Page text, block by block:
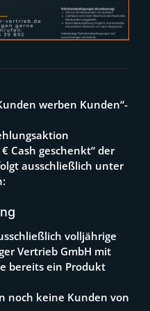
werben Kunden“-
Cash geschenkt“ der
ausschließlich unter
volljährige
Vertrieb GmbH mit
bereits ein Produkt
noch keine Kunden von